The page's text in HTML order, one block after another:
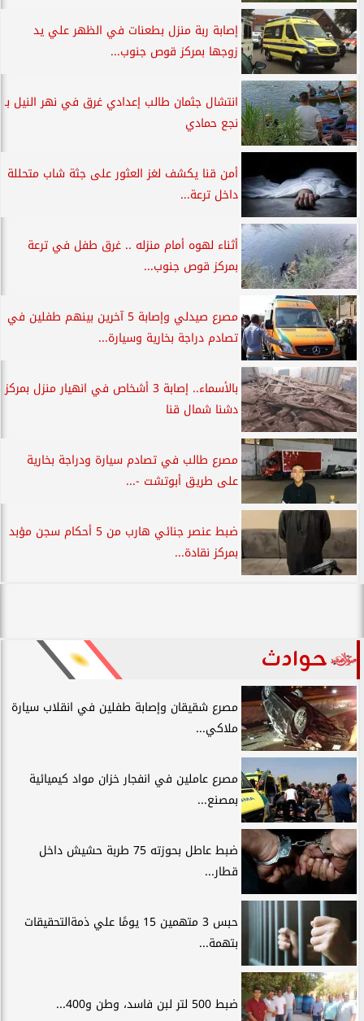
إصابة ربة منزل بطعنات في الظهر علي يد
زوجها بمركز قوص جنوب...
انتشال جثمان طالب إعدادي غرق في نهر النيل بـ
نجع حمادي
أمن قنا يكشف لغز العثور على جثة شاب متحللة
داخل ترعة...
أثناء لهوه أمام منزله .. غرق طفل في ترعة
بمركز قوص جنوب...
مصرع صيدلي وإصابة 5 آخرين بينهم طفلين في
تصادم دراجة بخارية وسيارة...
بالأسماء.. إصابة 3 أشخاص في انهيار منزل بمركز
دشنا شمال قنا
مصرع طالب في تصادم سيارة ودراجة بخارية
على طريق أبوتشت -...
ضبط عنصر جنائي هارب من 5 أحكام سجن مؤبد
بمركز نقادة...
حوادث
مصرع شقيقان وإصابة طفلين في انقلاب سيارة
ملاكي...
مصرع عاملين في انفجار خزان مواد كيميائية
بمصنع...
ضبط عاطل بحوزته 75 طربة حشيش داخل
قطار...
حبس 3 متهمين 15 يومًا علي ذمةالتحقيقات
بتهمة...
ضبط 500 لتر لبن فاسد، وطن و400...